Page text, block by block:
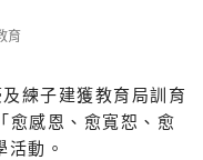
育
練子建獲教育局訓育
愈感恩、愈寬恕、愈
動。